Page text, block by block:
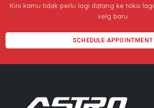
Kini kamu tidak perlu lagi datang ke toko
velg baru
SCHEDULE APPOINTMENT